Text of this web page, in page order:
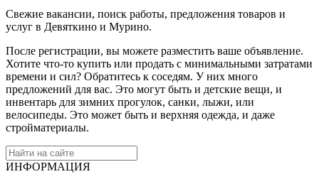
Свежие вакансии, поиск работы, предложения товаров и
услуг в Девяткино и Мурино.
После регистрации, вы можете разместить ваше объявление.
Хотите что-то купить или продать с минимальными затратами
времени и сил? Обратитесь к соседям. У них много
предложений для вас. Это могут быть и детские вещи, и
инвентарь для зимних прогулок, санки, лыжи, или
велосипеды. Это может быть и верхняя одежда, и даже
стройматериалы.
ИНФОРМАЦИЯ